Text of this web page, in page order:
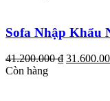
Sofa Nhập Khẩu
41.200.000₫
Còn hàng